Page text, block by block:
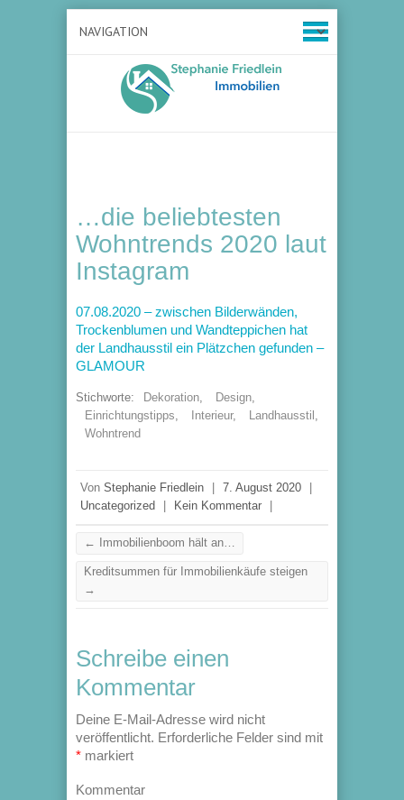
…die beliebtesten
Wohntrends 2020 laut
Instagram
07.08.2020 – zwischen Bilderwänden,
Trockenblumen und Wandteppichen hat
der Landhausstil ein Plätzchen gefunden –
GLAMOUR
Stichworte: Dekoration, Design,
Einrichtungstipps, Interieur, Landhausstil ,
Wohntrend
Von Stephanie Friedlein 7. August 2020
Uncategorized
Kein Kommentar
← Immobilienboom hält an…
Kreditsummen für Immobilienkäufe steigen
→
Schreibe einen
Kommentar
Deine E-Mail-Adresse wird nicht
veröffentlicht. Erforderliche Felder sind mit
* markiert
Kommentar